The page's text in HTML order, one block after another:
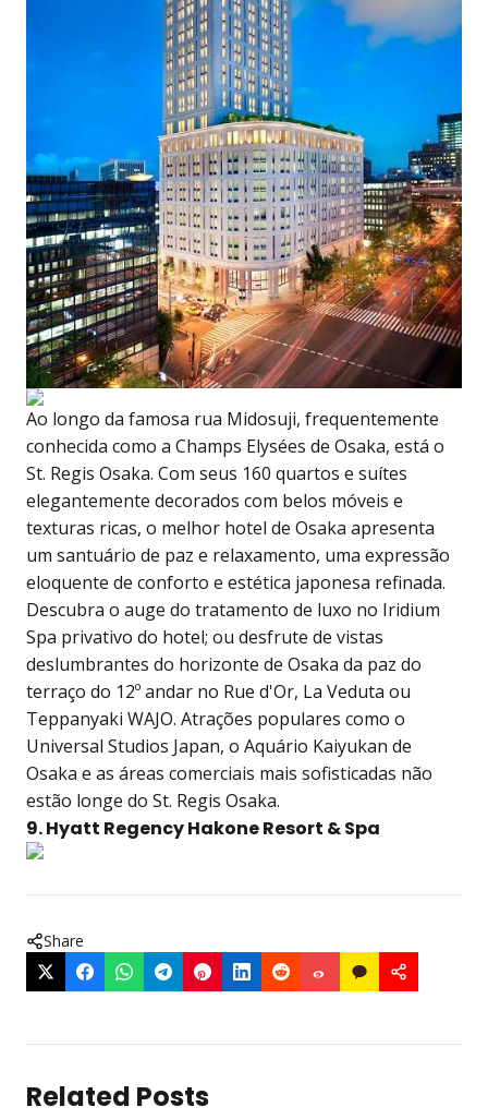
Ao longo da famosa rua Midosuji, frequentemente
conhecida como a Champs Elysées de Osaka, está o
St. Regis Osaka. Com seus 160 quartos e suítes
elegantemente decorados com belos móveis e
texturas ricas, o melhor hotel de Osaka apresenta
um santuário de paz e relaxamento, uma expressão
eloquente de conforto e estética japonesa refinada.
Descubra o auge do tratamento de luxo no Iridium
Spa privativo do hotel; ou desfrute de vistas
deslumbrantes do horizonte de Osaka da paz do
terraço do 12º andar no Rue d'Or, La Veduta ou
Teppanyaki WAJO. Atrações populares como o
Universal Studios Japan, o Aquário Kaiyukan de
Osaka e as áreas comerciais mais sofisticadas não
estão longe do St. Regis Osaka.
9. Hyatt Regency Hakone Resort & Spa
Share
Related Posts